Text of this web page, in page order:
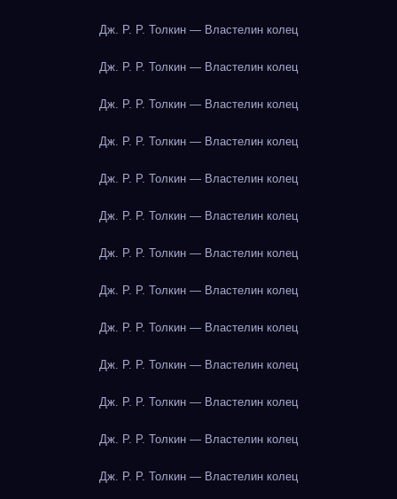
Дж. Р. Р. Толкин — Властелин колец
Дж. Р. Р. Толкин — Властелин колец
Дж. Р. Р. Толкин — Властелин колец
Дж. Р. Р. Толкин — Властелин колец
Дж. Р. Р. Толкин — Властелин колец
Дж. Р. Р. Толкин — Властелин колец
Дж. Р. Р. Толкин — Властелин колец
Дж. Р. Р. Толкин — Властелин колец
Дж. Р. Р. Толкин — Властелин колец
Дж. Р. Р. Толкин — Властелин колец
Дж. Р. Р. Толкин — Властелин колец
Дж. Р. Р. Толкин — Властелин колец
Дж. Р. Р. Толкин — Властелин колец